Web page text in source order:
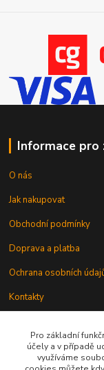
Informace pro
O nás
Jak nakupovat
Obchodní podmínky
Doprava a platba
Ochrana osobních
Kontakty
Pro základní
účely a v případě
využíváme